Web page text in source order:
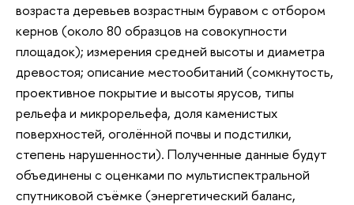
возраста деревьев возрастным буравом с отбором
кернов (около 80 образцов на совокупности
площадок); измерения средней высоты и диаметра
древостоя; описание местообитаний (сомкнутость,
проективное покрытие и высоты ярусов, типы
рельефа и микрорельефа, доля каменистых
поверхностей, оголённой почвы и подстилки,
степень нарушенности). Полученные данные будут
объединены с оценками по мультиспектральной
спутниковой съёмке (энергетический баланс,